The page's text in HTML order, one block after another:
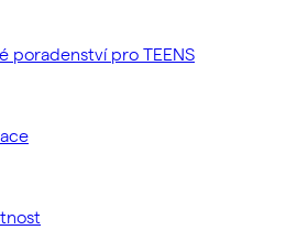
poradenství pro TEENS